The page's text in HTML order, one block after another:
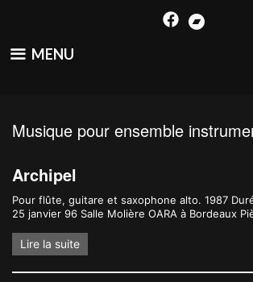
content
MENU
Musique pour ensemble
Archipel
Pour flûte, guitare et saxophone alto. 1987
25 janvier 96 Salle Molière OARA à Bordeaux
Lire la suite